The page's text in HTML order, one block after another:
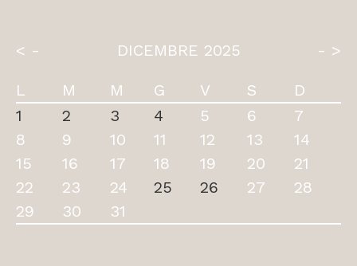
DICEMBRE 2025
L M M G V S D
< - - >
1 2 3 4 5 6
7
8
9 10 11 12 13
14
15
16 17 18 19 20
21
22
23 24 25 26 27
28
29
30 31